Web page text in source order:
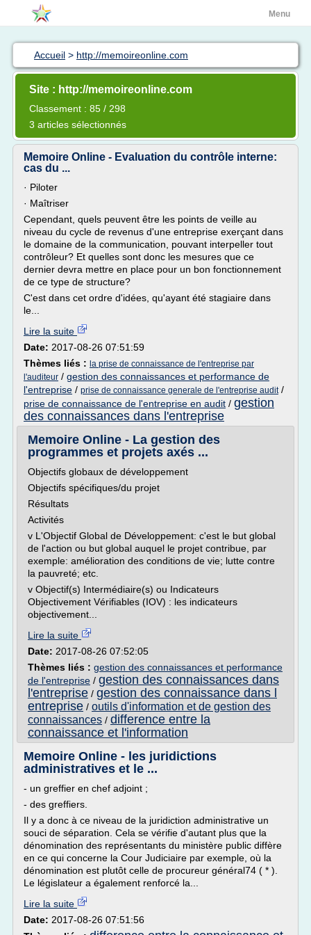
Menu
Accueil > http://memoireonline.com
Site : http://memoireonline.com
Classement : 85 / 298
3 articles sélectionnés
Memoire Online - Evaluation du contrôle interne:
cas du ...
· Piloter
· Maîtriser
Cependant, quels peuvent être les points de veille au
niveau du cycle de revenus d'une entreprise exerçant dans
le domaine de la communication, pouvant interpeller tout
contrôleur? Et quelles sont donc les mesures que ce
dernier devra mettre en place pour un bon fonctionnement
de ce type de structure?
C'est dans cet ordre d'idées, qu'ayant été stagiaire dans
le...
Lire la suite
Date: 2017-08-26 07:51:59
Thèmes liés : la prise de connaissance de l'entreprise par
l'auditeur / gestion des connaissances et performance de
l'entreprise / prise de connaissance generale de l'entreprise audit/
prise de connaissance de l'entreprise en audit / gestion
des connaissances dans l'entreprise
Memoire Online - La gestion des
programmes et projets axés ...
Objectifs globaux de développement
Objectifs spécifiques/du projet
Résultats
Activités
v L'Objectif Global de Développement: c'est le but global
de l'action ou but global auquel le projet contribue, par
exemple: amélioration des conditions de vie; lutte contre
la pauvreté; etc.
v Objectif(s) Intermédiaire(s) ou Indicateurs
Objectivement Vérifiables (IOV) : les indicateurs
objectivement...
Lire la suite
Date: 2017-08-26 07:52:05
Thèmes liés : gestion des connaissances et performance
de l'entreprise / gestion des connaissances dans
l'entreprise / gestion des connaissance dans l
entreprise / outils d'information et de gestion des
connaissances / difference entre la
connaissance et l'information
Memoire Online - les juridictions
administratives et le ...
- un greffier en chef adjoint ;
- des greffiers.
Il y a donc à ce niveau de la juridiction administrative un
souci de séparation. Cela se vérifie d'autant plus que la
dénomination des représentants du ministère public diffère
en ce qui concerne la Cour Judiciaire par exemple, où la
dénomination est plutôt celle de procureur général74 ( * ).
Le législateur a également renforcé la...
Lire la suite
Date: 2017-08-26 07:51:56